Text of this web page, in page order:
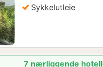
Sykkelutleie
7 nærliggende